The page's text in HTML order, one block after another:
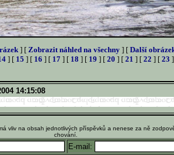
] [ Zobrazit náhled na všechny ] [ Další
] [ 15 ] [ 16 ] [ 17] [ 18 ] [ 19 ] [ 20 ] [ 21 ] [ 22 ] [ 23
14:15:08
na obsah jednotlivých příspěvků a nenese za ně
chování.
E-mail: